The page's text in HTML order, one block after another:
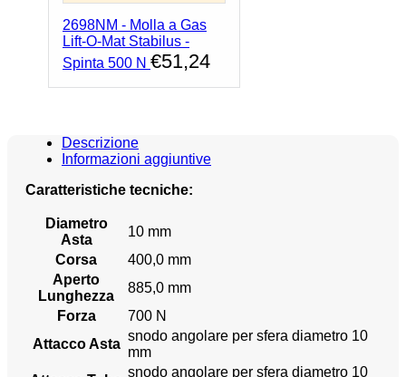
2698NM - Molla a Gas
Lift-O-Mat Stabilus -
Spinta 500 N €51,24
Descrizione
Informazioni aggiuntive
Caratteristiche tecniche:
Diametro
Asta
10 mm
Corsa
400,0 mm
Aperto
Lunghezza
885,0 mm
Forza
700 N
Attacco Asta
snodo angolare per sfera diametro 10
mm
snodo angolare per sfera diametro 10